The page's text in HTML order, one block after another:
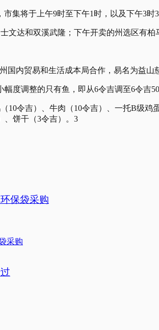
集将于上午9时至下午1时，以及下午3
文达和双溪武隆；下午开卖的州选区有柏
内贸易和生活成本局合作，易名为益山慈
度调整的只有鱼，即从6令吉调至6令吉
10令吉）、牛肉（10令吉）、一托B级
、饼干（3令吉）。3
保袋采购